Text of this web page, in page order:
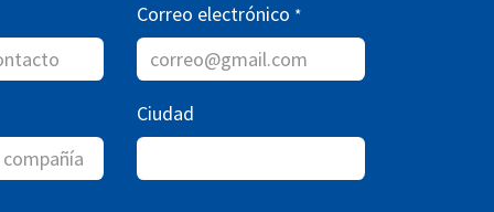
Correo electrónico *
Ciudad